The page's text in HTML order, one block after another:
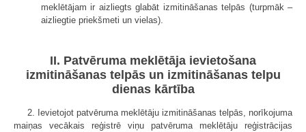
meklētājam ir aizliegts glabāt izmitināšanas telpās (turpmāk –
aizliegtie priekšmeti un vielas).
II. Patvēruma meklētāja ievietošana
izmitināšanas telpās un izmitināšanas telpu
dienas kārtība
2. Ievietojot patvēruma meklētāju izmitināšanas telpās, norīkojuma
maiņas vecākais reģistrē viņu patvēruma meklētāju reģistrācijas